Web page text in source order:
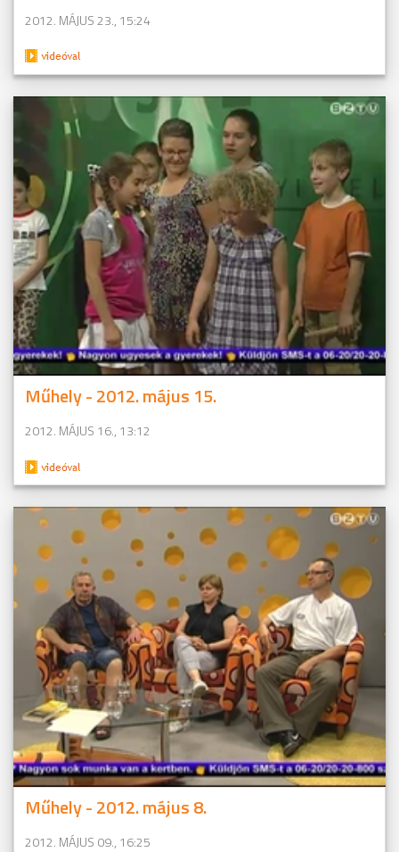
2012. MÁJUS 23., 15:24
Műhely - 2012. május 15.
2012. MÁJUS 16., 13:12
Műhely - 2012. május 8.
2012. MÁJUS 09., 16:25